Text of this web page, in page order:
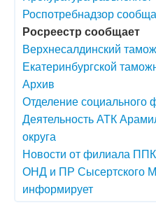
Роспотребнадзор
Росреестр сообщает
Верхнесалдинский
Екатеринбургской
Архив
Отделение социального
Деятельность АТК
округа
Новости от филиала
ОНД и ПР Сысертского
информирует